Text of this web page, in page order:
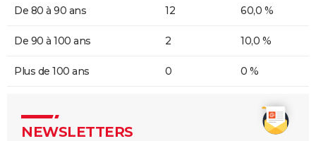
De 80 à 90 ans 12 60,0 %
De 90 à 100 ans 2 10,0 %
Plus de 100 ans 0 0 %
NEWSLETTERS